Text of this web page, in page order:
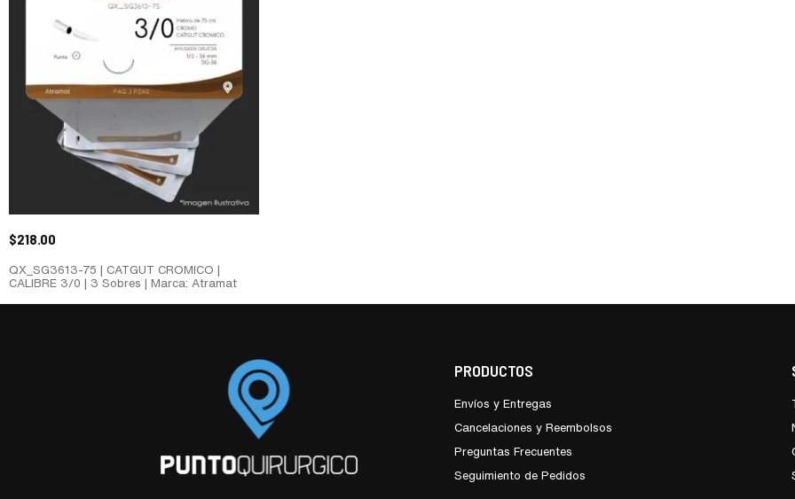
$218.00
QX_SG3613-75 | CATGUT CROMICO |
CALIBRE 3/0 | 3 Sobres | Marca: Atramat
PRODUCTOS
Envíos y Entregas
Cancelaciones y Reembolsos
Preguntas Frecuentes
Seguimiento de Pedidos